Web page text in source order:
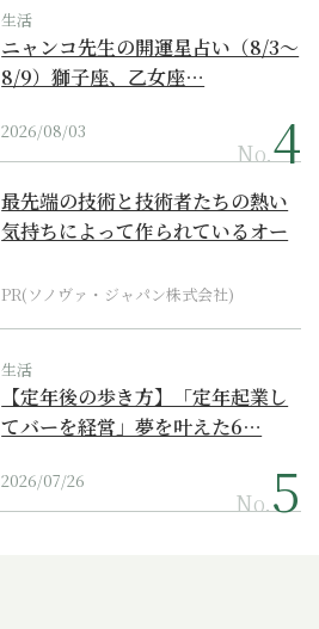
生活
ニャンコ先生の開運星占い（8/3～
8/9）獅子座、乙女座…
2026/08/03
No.
最先端の技術と技術者たちの熱い
気持ちによって作られているオー
PR(ソノヴァ・ジャパン株式会社)
生活
【定年後の歩き方】「定年起業し
てバーを経営」夢を叶えた6…
2026/07/26
No.